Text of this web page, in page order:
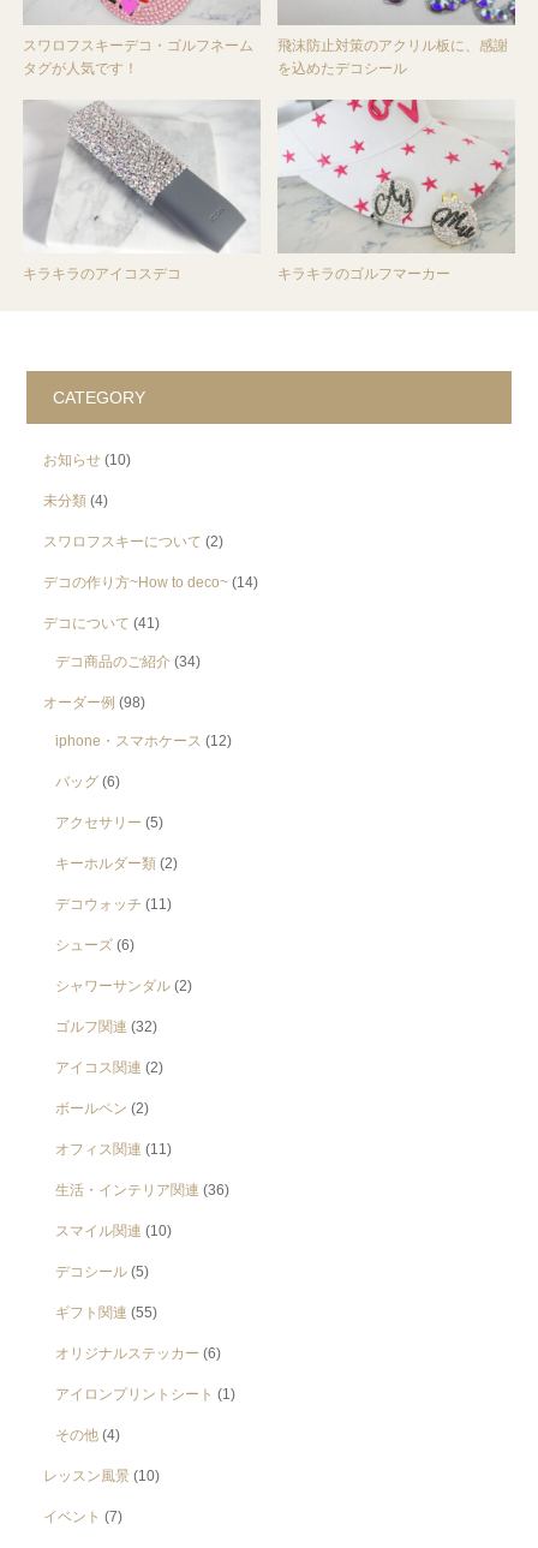
スワロフスキーデコ・ゴルフネーム
タグが人気です！
飛沫防止対策のアクリル板に、感謝
を込めたデコシール
キラキラのアイコスデコ キラキラのゴルフマーカー
CATEGORY
お知らせ (10)
未分類 (4)
スワロフスキーについて (2)
デコの作り方~How to deco~ (14)
デコについて (41)
デコ商品のご紹介 (34)
オーダー例 (98)
iphone・スマホケース (12)
バッグ (6)
アクセサリー (5)
キーホルダー類 (2)
デコウォッチ (11)
シューズ (6)
シャワーサンダル (2)
ゴルフ関連 (32)
アイコス関連 (2)
ボールペン (2)
オフィス関連 (11)
生活・インテリア関連 (36)
スマイル関連 (10)
デコシール (5)
ギフト関連 (55)
オリジナルステッカー (6)
アイロンプリントシート (1)
その他 (4)
レッスン風景 (10)
イベント (7)